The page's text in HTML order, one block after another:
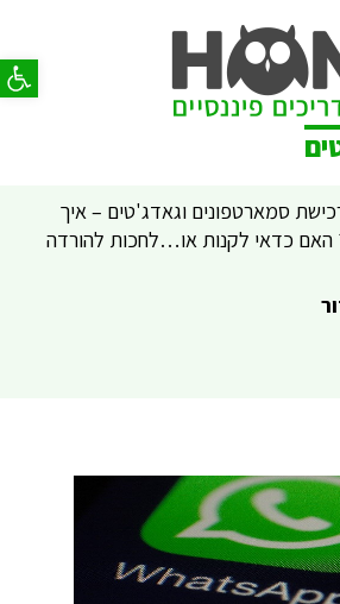
פתח
סמארטפונים וגאדג'טים – איך
האם כדאי לקנות או…לחכות להורדה